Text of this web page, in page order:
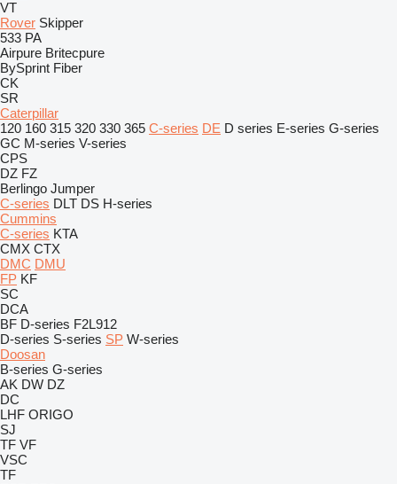
VT
Rover Skipper
533 PA
Airpure Britecpure
BySprint Fiber
CK
SR
Caterpillar
120 160 315 320 330 365 C-series DE D series E-series G-series
GC M-series V-series
CPS
DZ FZ
Berlingo Jumper
C-series DLT DS H-series
Cummins
C-series KTA
CMX CTX
DMC DMU
FP KF
SC
DCA
BF D-series F2L912
D-series S-series SP W-series
Doosan
B-series G-series
AK DW DZ
DC
LHF ORIGO
SJ
TF VF
VSC
TF